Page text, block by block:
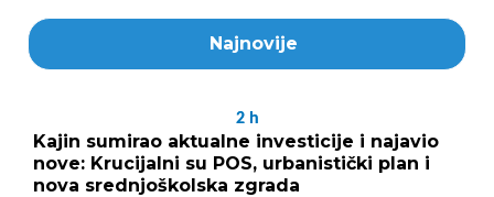
Najnovije
2 h
Kajin sumirao aktualne investicije i najavio
nove: Krucijalni su POS, urbanistički plan i
nova srednjoškolska zgrada